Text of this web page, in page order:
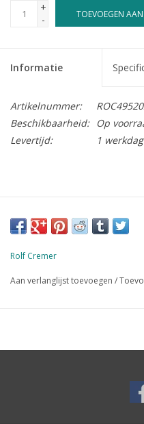
+
-
TOEVOEGEN
Informatie
Artikelnummer:
Beschikbaarheid:
Op
Levertijd:
1 werkdag
Rolf Cremer
Aan verlanglijst toevoegen /